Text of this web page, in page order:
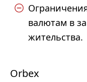
валютам в
жительства.
Orbex